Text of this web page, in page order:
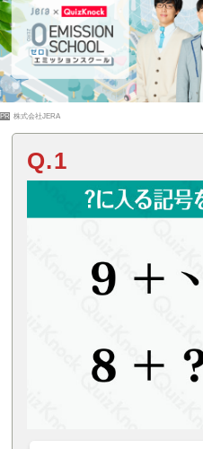
PR 株式会社JERA
Q.1